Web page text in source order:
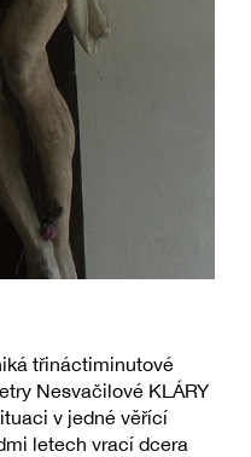
třináctiminutové
Nesvačilové KLÁRY
v jedné věřící
letech vrací dcera